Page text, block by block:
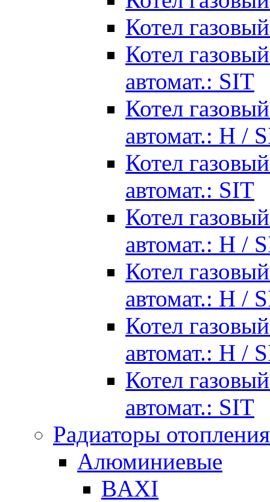
Котел
Котел
автомат.: SIT
Котел
автомат.: Н /
Котел
автомат.: SIT
Котел
автомат.: Н /
Котел
автомат.: Н /
Котел
автомат.: Н /
Котел
автомат.: SIT
Радиаторы отопления
Алюминиевые
BAXI